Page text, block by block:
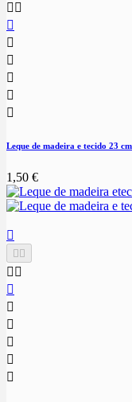
 






Leque de madeira e tecido 23
1,50 €

 
 





